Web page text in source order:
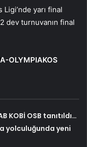
Ligi’nde yarı final
dev turnuvanın final
OLYMPIAKOS
KOBİ OSB tanıtıldı…
yolculuğunda yeni